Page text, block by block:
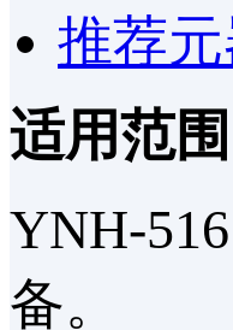
推荐
适用范围
YNH-
备。